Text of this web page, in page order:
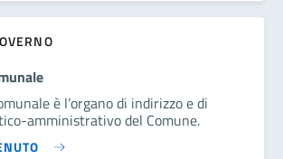
è l’organo di indirizzo e di
amministrativo del Comune.